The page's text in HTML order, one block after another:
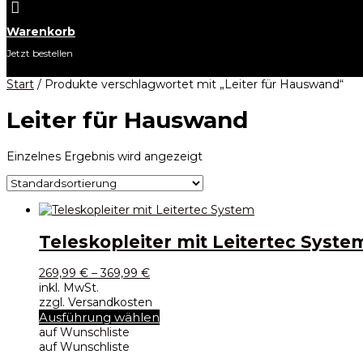

Warenkorb
Jetzt bestellen
Start / Produkte verschlagwortet mit „Leiter für Hauswand“
Leiter für Hauswand
Einzelnes Ergebnis wird angezeigt
Teleskopleiter mit Leitertec
269,99 € –369,99 €
inkl. MwSt.
zzgl. Versandkosten
Ausführung wählen
auf Wunschliste
auf Wunschliste